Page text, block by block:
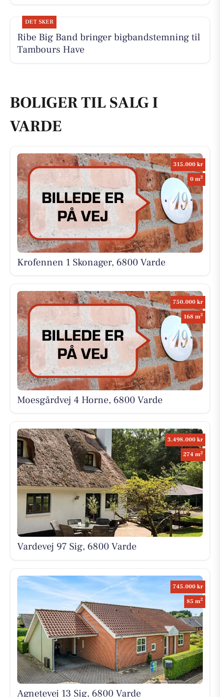
DET SKER
Ribe Big Band bringer bigbandstemning til
Tambours Have
BOLIGER TIL SALG I
VARDE
315.000 kr
0 m2
Krofennen 1 Skonager, 6800 Varde
750.000 kr
168 m2
Moesgårdvej 4 Horne, 6800 Varde
3.498.000 kr
274 m2
Vardevej 97 Sig, 6800 Varde
745.000 kr
85 m2
Agnetevej 13 Sig, 6800 Varde